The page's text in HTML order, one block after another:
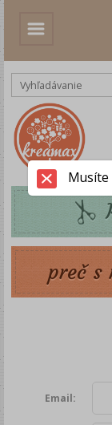
preč s
Email: